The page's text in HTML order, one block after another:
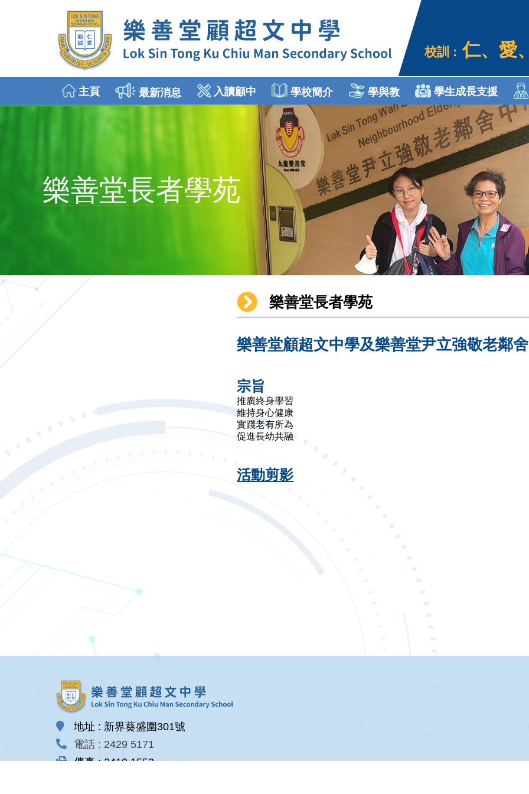
校訓 : 仁、愛
主頁 最新消息 入讀顧中 學校簡介 學與教 學生成長支援
樂善堂長者學苑
樂善堂長者學苑
樂善堂顧超文中學及樂善堂尹立強敬老鄰
宗旨
推廣終身學習
維持身心健康
實踐老有所為
促進長幼共融
活動剪影
地址 : 新界葵盛圍301號
電話 : 2429 5171
傳真 : 2419 1552